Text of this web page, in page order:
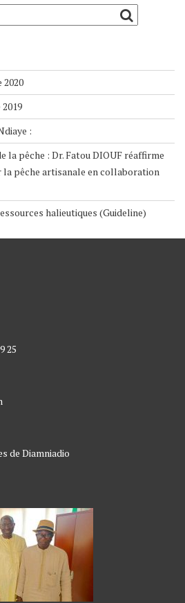
:
la pêche : Dr. Fatou DIOUF réaffirme
la pêche artisanale en collaboration
halieutiques (Guideline)
25
de Diamniadio